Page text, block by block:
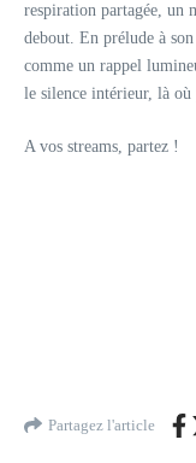
respiration partagée, un
debout. En prélude à
comme un rappel
le silence intérieur, là où
A vos streams, partez !
Partagez l'article